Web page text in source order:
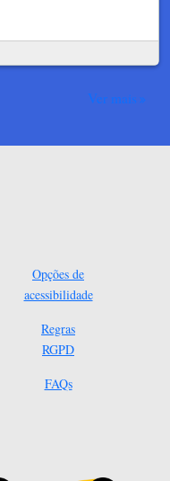
Ver mais
Opções de
acessibilidade
Regras
RGPD
FAQs